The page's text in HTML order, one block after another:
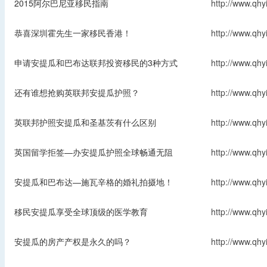
2015阿尔巴尼亚移民指南 http://
恭喜深圳霍先生一家移民香港！ http://
申请安提瓜和巴布达联邦投资移民的3种方式 http://
还有谁想抢购英联邦安提瓜护照？ http://
英联邦护照安提瓜和圣基茨有什么区别 http://
英国留学拒签—办安提瓜护照全球畅通无阻 http://
安提瓜和巴布达—施瓦辛格的婚礼拍摄地！ http://
移民安提瓜享受全球顶级的医学教育 http://
安提瓜的房产产权是永久的吗？ http://